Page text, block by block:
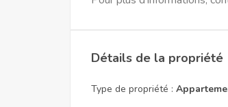
Détails de la propriété
Type de propriété :